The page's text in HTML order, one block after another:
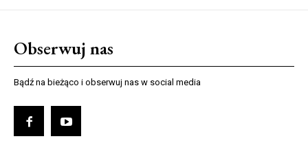
Obserwuj nas
Bądź na bieżąco i obserwuj nas w social media